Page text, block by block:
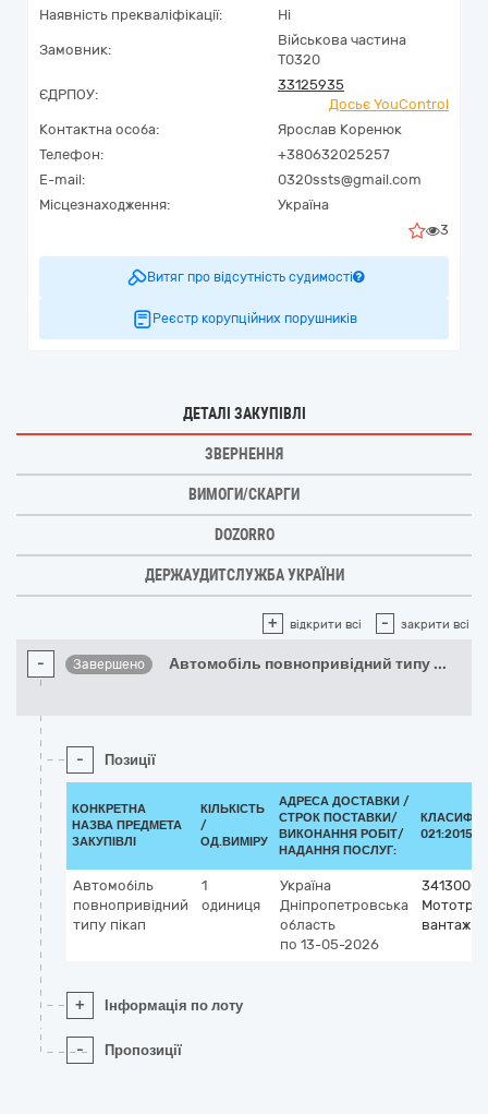
Наявність прекваліфікації:
Ні
Замовник:
Військова частина
Т0320
ЄДРПОУ:
33125935
Досьє YouControl
Контактна особа:
Ярослав Коренюк
Телефон:
+380632025257
E-mail:
0320ssts@gmail.com
Місцезнаходження:
Україна
3
Витяг про відсутність судимості
Реєстр корупційних порушників
ДЕТАЛІ ЗАКУПІВЛІ
ЗВЕРНЕННЯ
ВИМОГИ/СКАРГИ
DOZORRO
ДЕРЖАУДИТСЛУЖБА УКРАЇНИ
+ відкрити всі - закрити всі
- Завершено Автомобіль повнопривідний типу ...
- Позиції
КОНКРЕТНА
НАЗВА ПРЕДМЕТА
ЗАКУПІВЛІ
КІЛЬКІСТЬ
/
ОД.ВИМІРУ
АДРЕСА ДОСТАВКИ /
СТРОК ПОСТАВКИ/
ВИКОНАННЯ РОБІТ/
НАДАННЯ ПОСЛУГ:
021:2015
Автомобіль
повнопривідний
типу пікап
1
одиниця
Україна
Дніпропетровська
область
по 13-05-2026
вантажні
+ Інформація по лоту
- Пропозиції